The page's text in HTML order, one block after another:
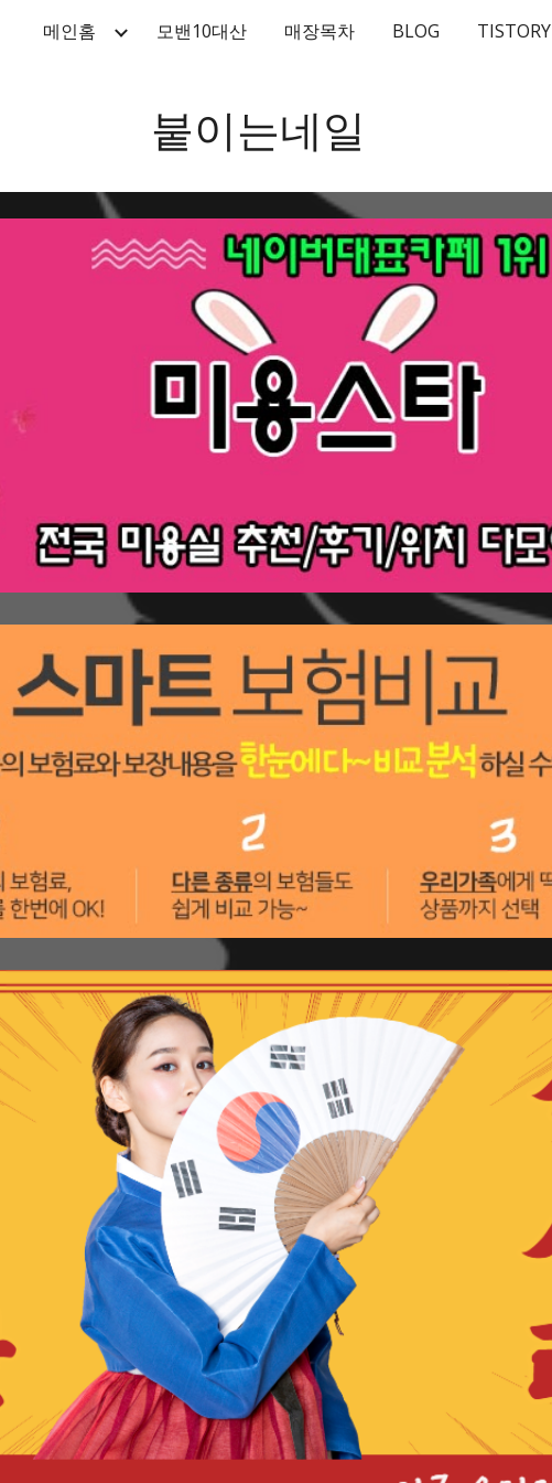
Skip to main content Skip to navigation
메인홈 모밴10대산 매장목차 BLOG TISTORY
붙이는네일